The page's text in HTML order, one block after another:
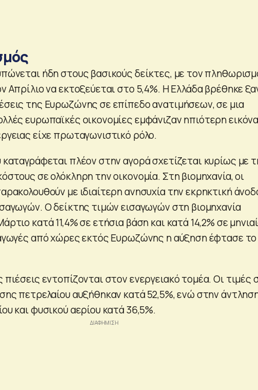
ήδη στους βασικούς δείκτες, με τον
Απρίλιο να εκτοξεύεται στο 5,4%. Η Ελλάδα βρέθηκε
της Ευρωζώνης σε επίπεδο ανατιμήσεων, σε μια
ευρωπαϊκές οικονομίες εμφάνιζαν ηπιότερη
είχε πρωταγωνιστικό ρόλο.
πλέον στην αγορά σχετίζεται κυρίως με
σε ολόκληρη την οικονομία. Στη βιομηχανία, οι
με ιδιαίτερη ανησυχία την εκρηκτική
Ο δείκτης τιμών εισαγωγών στη βιομηχανία
κατά 11,4% σε ετήσια βάση και κατά 14,2% σε
από χώρες εκτός Ευρωζώνης η αύξηση έφτασε το
εντοπίζονται στον ενεργειακό τομέα. Οι τιμές
πετρελαίου αυξήθηκαν κατά 52,5%, ενώ στην
και φυσικού αερίου κατά 36,5%.